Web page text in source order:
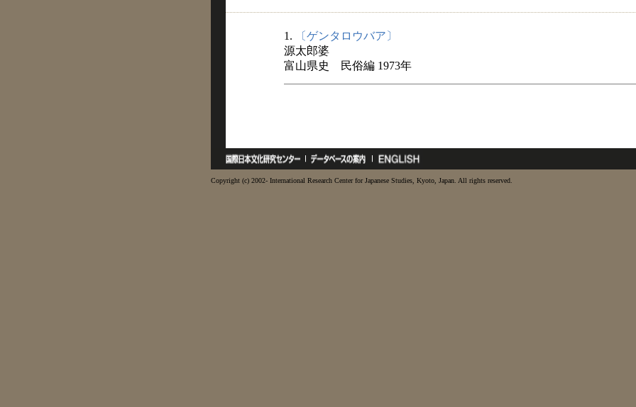
1.
〔ゲンタロウバア〕
源太郎婆
富山県史 民俗編 1973年
Copyright (c) 2002- International Research Center for Japanese Studies, Kyoto, Japan. All rights reserved.